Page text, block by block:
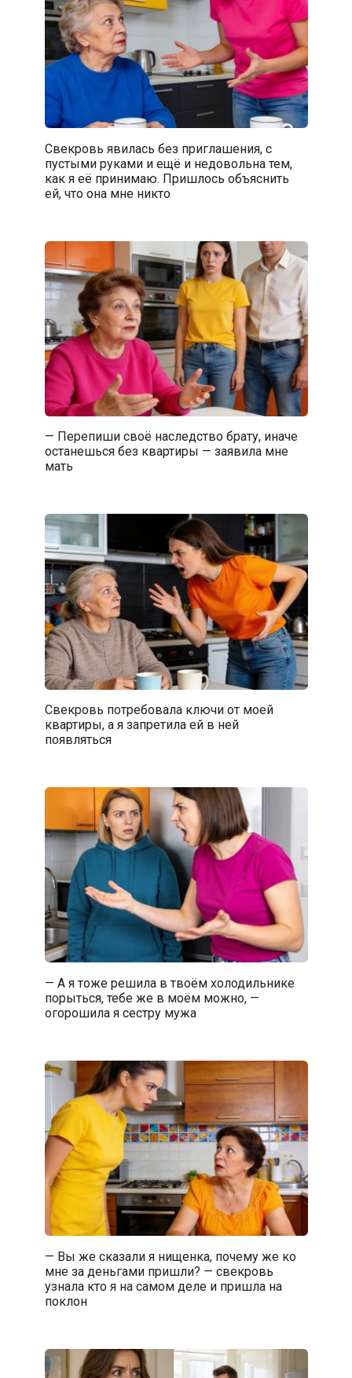
Свекровь явилась без приглашения, с
пустыми руками и ещё и недовольна тем,
как я её принимаю. Пришлось объяснить
ей, что она мне никто
— Перепиши своё наследство брату, иначе
останешься без квартиры — заявила мне
мать
Свекровь потребовала ключи от моей
квартиры, а я запретила ей в ней
появляться
— А я тоже решила в твоём холодильнике
порыться, тебе же в моём можно, —
огорошила я сестру мужа
— Вы же сказали я нищенка, почему же ко
мне за деньгами пришли? — свекровь
узнала кто я на самом деле и пришла на
поклон